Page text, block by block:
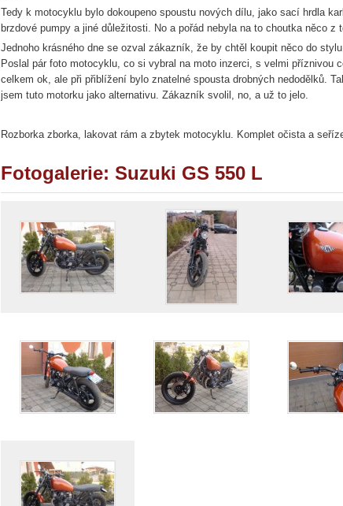
Tedy k motocyklu bylo dokoupeno spoustu nových dílu, jako sací hrdla
brzdové pumpy a jiné důležitosti. No a pořád nebyla na to choutka něco z
Jednoho krásného dne se ozval zákazník, že by chtěl koupit něco do
Poslal pár foto motocyklu, co si vybral na moto inzerci, s velmi příznivou
celkem ok, ale při přiblížení bylo znatelné spousta drobných nedodělků.
jsem tuto motorku jako alternativu. Zákazník svolil, no, a už to jelo.
Rozborka zborka, lakovat rám a zbytek motocyklu. Komplet očista a
Fotogalerie: Suzuki GS 550 L